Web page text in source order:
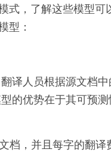
式，了解这些模型可
型：
译人员根据源文档
的优势在于其可预
档，并且每字的翻